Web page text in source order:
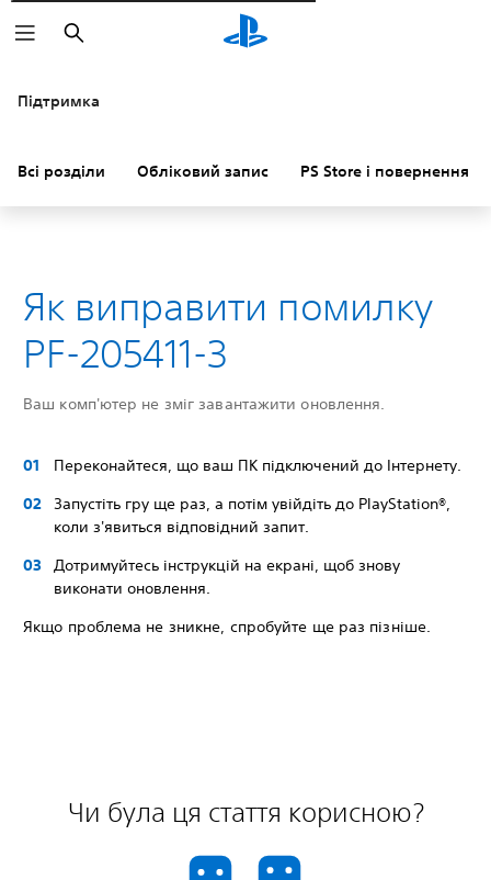
Пошук
Підтримка
Всі розділи Обліковий запис PS Store і повернення
Як виправити помилку
PF-205411-3
Ваш комп'ютер не зміг завантажити оновлення.
Переконайтеся, що ваш ПК підключений до Інтернету.
Запустiть гру ще раз, а потім увійдіть до PlayStation®,
коли з'явиться відповідний запит.
Дотримуйтесь інструкцій на екрані, щоб знову
виконати оновлення.
Якщо проблема не зникне, спробуйте ще раз пізніше.
Чи була ця стаття корисною?